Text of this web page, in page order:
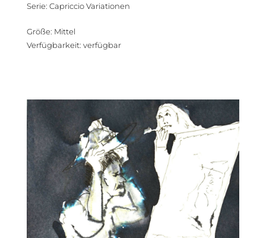
Serie: Capriccio Variationen
Größe: Mittel
Verfügbarkeit: verfügbar